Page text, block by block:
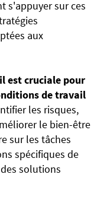
s'appuyer sur ces
aux
est cruciale pour
de travail
les risques,
le bien-être
sur les tâches
spécifiques de
solutions